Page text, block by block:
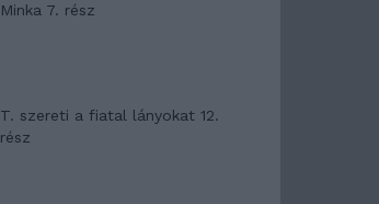
Minka 7. rész
T. szereti a fiatal lányokat 12.
rész